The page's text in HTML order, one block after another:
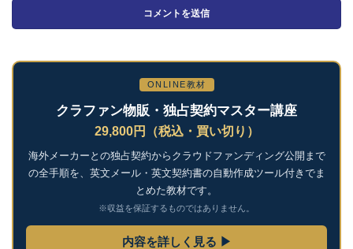
ONLINE教材
クラファン物販・独占契約マスター講座
29,800円（税込・買い切り）
海外メーカーとの独占契約からクラウドファンディング公開まで
の全手順を、英文メール・英文契約書の自動作成ツール付きでま
とめた教材です。
※収益を保証するものではありません。
内容を詳しく見る ▶